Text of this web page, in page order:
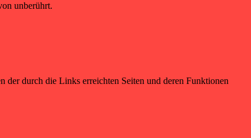
unberührt.
durch die Links erreichten Seiten und deren Funktionen